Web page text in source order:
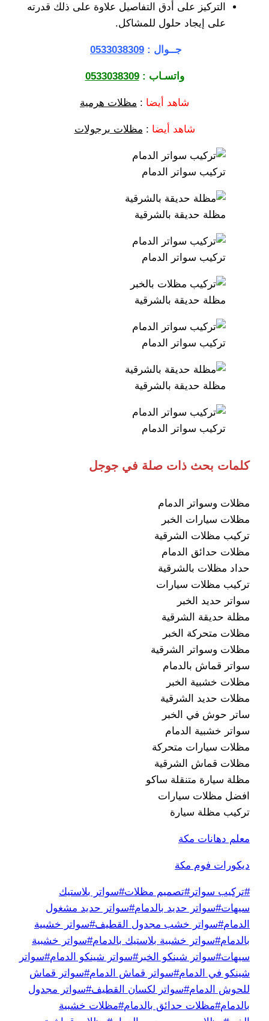
التركيز على أدق التفاصيل علاوة على ذلك قدرته
على إيجاد حلول للمشاكل.
جــوال : 0533038309
واتسـاب :0533038309
شاهد أيضا : مظلات هرمية
شاهد أيضا : مظلات برجولات
تركيب سواتر الدمام
مظلة حديقة بالشرقية
تركيب سواتر الدمام
مظلة حديقة بالشرقية
تركيب سواتر الدمام
مظلة حديقة بالشرقية
تركيب سواتر الدمام
كلمات بحث ذات صلة في جوجل
مظلات وسواتر الدمام
مظلات سيارات الخبر
تركيب مظلات الشرقية
مظلات حدائق الدمام
حداد مظلات بالشرقية
تركيب مظلات سيارات
سواتر حديد الخبر
مظلة حديقة الشرقية
مظلات متحركة الخبر
مظلات وسواتر الشرقية
سواتر قماش بالدمام
مظلات خشبية الخبر
مظلات حديد الشرقية
ساتر حوش في الخبر
سواتر خشبية الدمام
مظلات سيارات متحركة
مظلات قماش الشرقية
مظلة سيارة متنقلة ساكو
افضل مظلات سيارات
تركيب مظلة سيارة
معلم دهانات مكة
ديكورات فوم مكة
وسوم
المقال:
#تركيب سواتر#تصميم مظلات#سواتر بلاستيك
سيهات#سواتر حديد بالدمام#سواتر حديد مشغول
الدمام#سواتر خشب مجدول القطيف#سواتر خشبية
بالدمام#سواتر خشبية بلاستيك بالدمام#سواتر خشبية
سيهات#سواتر شينكو الخبر#سواتر شينكو الدمام#سواتر
شينكو في الدمام#سواتر قماش الدمام#سواتر قماش
للحوش الدمام#سواتر لكسان القطيف#سواتر مجدول
بالدمام#مظلات حدائق بالدمام#مظلات خشبية